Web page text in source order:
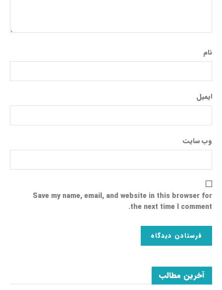
آخرین مطالب
نام
ایمیل
وب‌ سایت
Save my name, email, and website in this browser for
the next time I comment.